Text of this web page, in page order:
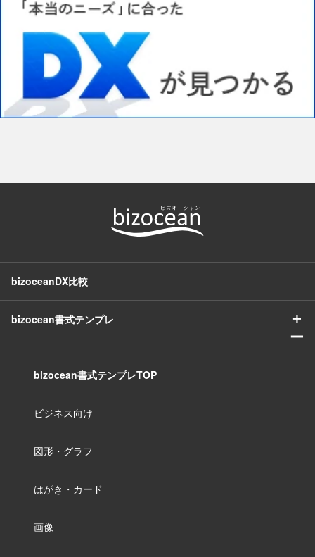
bizoceanDX比較
bizocean書式テンプレ
＋
ー
bizocean書式テンプレTOP
ビジネス向け
図形・グラフ
はがき・カード
画像